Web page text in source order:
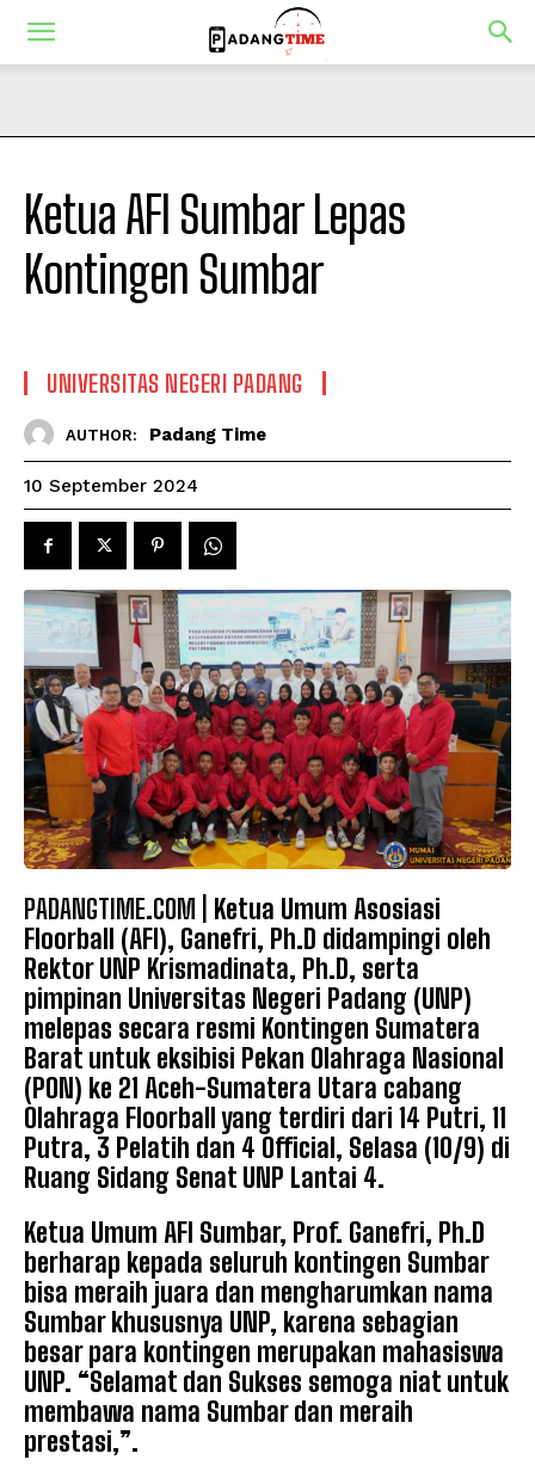
Ketua AFI Sumbar Lepas
Kontingen Sumbar
UNIVERSITAS NEGERI PADANG
AUTHOR: Padang Time
10 September 2024
PADANGTIME.COM |
Ketua Umum Asosiasi
Floorball (AFI), Ganefri, Ph.D didampingi oleh
Rektor UNP Krismadinata, Ph.D, serta
pimpinan Universitas Negeri Padang (UNP)
melepas secara resmi Kontingen Sumatera
Barat untuk eksibisi Pekan Olahraga Nasional
(PON) ke 21 Aceh-Sumatera Utara cabang
Olahraga Floorball yang terdiri dari 14 Putri, 11
Putra, 3 Pelatih dan 4 Official, Selasa (10/9) di
Ruang Sidang Senat UNP Lantai 4.
Ketua Umum AFI Sumbar, Prof. Ganefri, Ph.D
berharap kepada seluruh kontingen Sumbar
bisa meraih juara dan mengharumkan nama
Sumbar khususnya UNP, karena sebagian
besar para kontingen merupakan mahasiswa
UNP. “Selamat dan Sukses semoga niat untuk
membawa nama Sumbar dan meraih
prestasi,”.